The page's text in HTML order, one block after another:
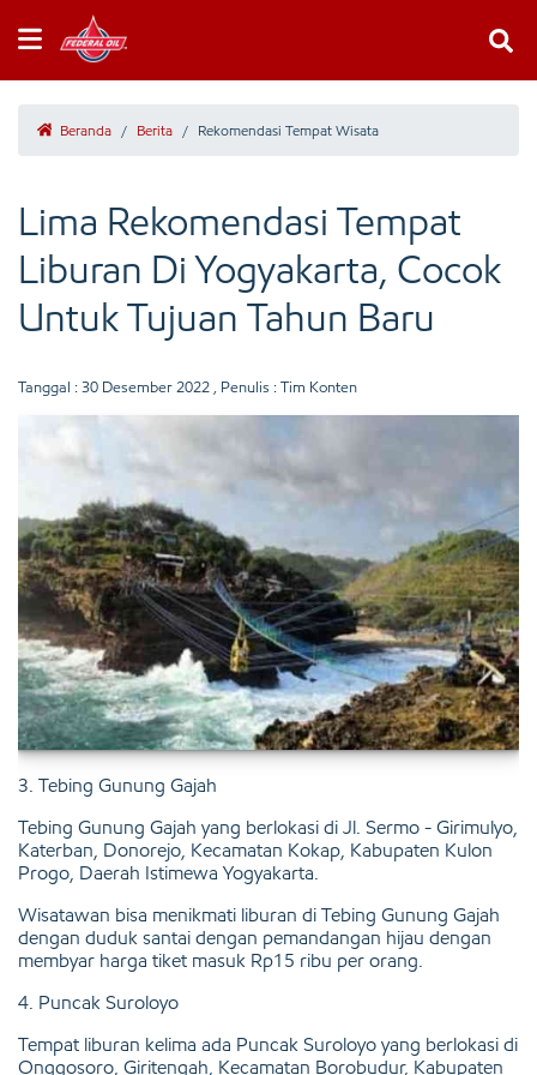
Beranda / Berita / Rekomendasi Tempat Wisata
Lima Rekomendasi Tempat
Liburan Di Yogyakarta, Cocok
Untuk Tujuan Tahun Baru
Tanggal : 30 Desember 2022 , Penulis : Tim Konten
3. Tebing Gunung Gajah
Tebing Gunung Gajah yang berlokasi di Jl. Sermo - Girimulyo,
Katerban, Donorejo, Kecamatan Kokap, Kabupaten Kulon
Progo, Daerah Istimewa Yogyakarta.
Wisatawan bisa menikmati liburan di Tebing Gunung Gajah
dengan duduk santai dengan pemandangan hijau dengan
membyar harga tiket masuk Rp15 ribu per orang.
4. Puncak Suroloyo
Tempat liburan kelima ada Puncak Suroloyo yang berlokasi di
Onggosoro, Giritengah, Kecamatan Borobudur, Kabupaten